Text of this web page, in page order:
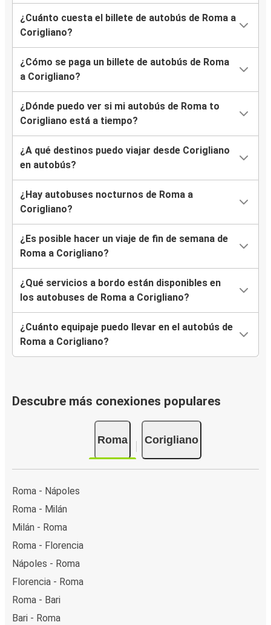
¿Cuánto cuesta el billete de autobús de Roma a
Corigliano?
¿Cómo se paga un billete de autobús de Roma
a Corigliano?
¿Dónde puedo ver si mi autobús de Roma to
Corigliano está a tiempo?
¿A qué destinos puedo viajar desde Corigliano
en autobús?
¿Hay autobuses nocturnos de Roma a
Corigliano?
¿Es posible hacer un viaje de fin de semana de
Roma a Corigliano?
¿Qué servicios a bordo están disponibles en
los autobuses de Roma a Corigliano?
¿Cuánto equipaje puedo llevar en el autobús de
Roma a Corigliano?
Descubre más conexiones populares
Roma Corigliano
Roma - Nápoles
Roma - Milán
Milán - Roma
Roma - Florencia
Nápoles - Roma
Florencia - Roma
Roma - Bari
Bari - Roma